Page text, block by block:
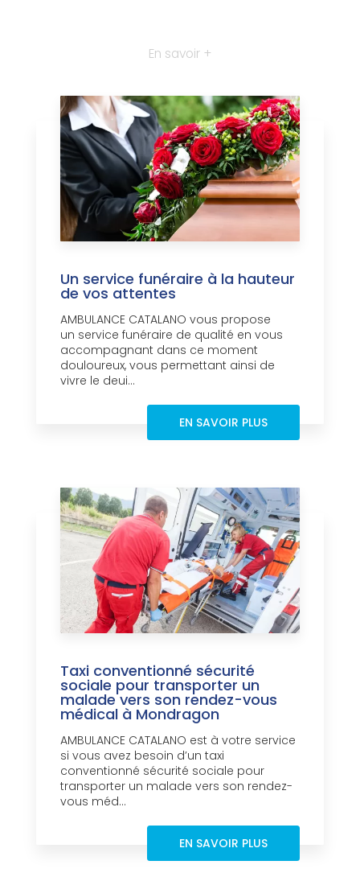
En savoir +
Un service funéraire à la hauteur
de vos attentes
AMBULANCE CATALANO vous propose
un service funéraire de qualité en vous
accompagnant dans ce moment
douloureux, vous permettant ainsi de
vivre le deui...
EN SAVOIR PLUS
Taxi conventionné sécurité
sociale pour transporter un
malade vers son rendez-vous
médical à Mondragon
AMBULANCE CATALANO est à votre service
si vous avez besoin d’un taxi
conventionné sécurité sociale pour
transporter un malade vers son rendez-
vous méd...
EN SAVOIR PLUS